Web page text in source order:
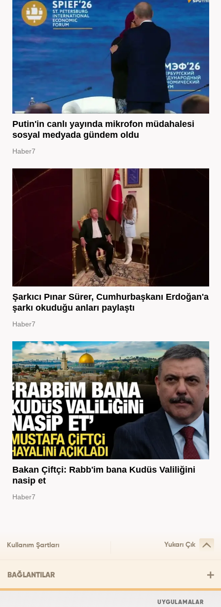
Putin'in canlı yayında mikrofon müdahalesi
sosyal medyada gündem oldu
Haber7
Şarkıcı Pınar Sürer, Cumhurbaşkanı Erdoğan'a
şarkı okuduğu anları paylaştı
Haber7
Bakan Çiftçi: Rabb'im bana Kudüs Valiliğini
nasip et
Haber7
Kullanım Şartları Yukarı Çık
BAĞLANTILAR
UYGULAMALAR